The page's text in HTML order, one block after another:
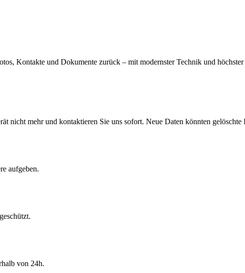
Kontakte und Dokumente zurück – mit modernster Technik und
nicht mehr und kontaktieren Sie uns sofort. Neue Daten könnten gelöschte
aufgeben.
von 24h.